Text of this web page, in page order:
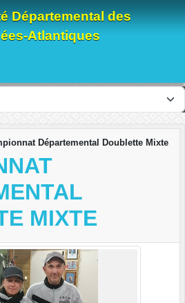
Départemental des
Atlantiques
Départemental Doublette Mixte
MIXTE